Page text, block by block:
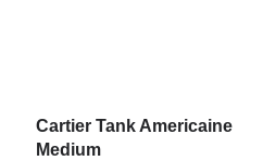
Cartier Tank Americaine
Medium